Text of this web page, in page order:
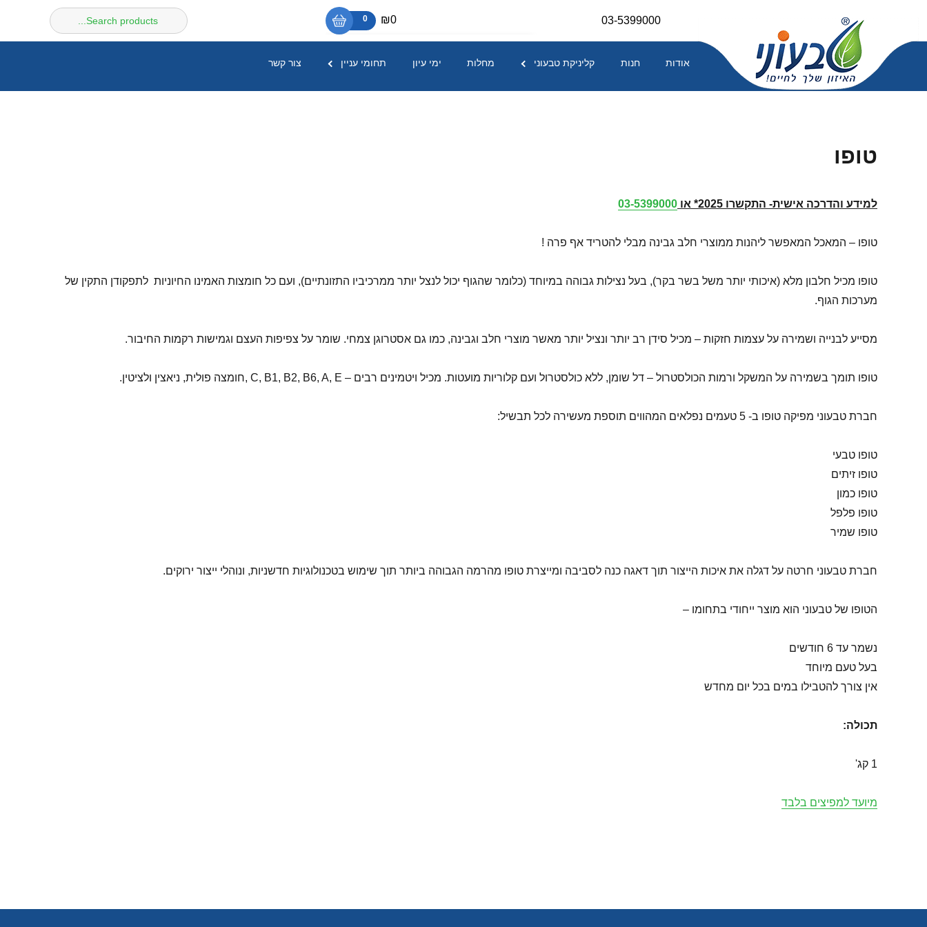
content
03-5399000
₪0
0
אין מוצרים בסל הקניות.
חיפוש
עבור:
אודות חנות קליניקת טבעוני מחלות ימי עיון תחומי עניין צור קשר
טופו
למידע והדרכה אישית- התקשרו 2025* או 03-5399000
טופו – המאכל המאפשר ליהנות ממוצרי חלב גבינה מבלי להטריד אף פרה !
טופו מכיל חלבון מלא (איכותי יותר משל בשר בקר), בעל נצילות גבוהה במיוחד (כלומר שהגוף יכול לנצל יותר ממרכיביו התזונתיים), ועם כל חומצות האמינו החיוניות לתפקודן התקין של
מערכות הגוף.
מסייע לבנייה ושמירה על עצמות חזקות – מכיל סידן רב יותר ונציל יותר מאשר מוצרי חלב וגבינה, כמו גם אסטרוגן צמחי. שומר על צפיפות העצם וגמישות רקמות החיבור.
טופו תומך בשמירה על המשקל ורמות הכולסטרול – דל שומן, ללא כולסטרול ועם קלוריות מועטות. מכיל ויטמינים רבים – C, B1, B2, B6, A, E ,חומצה פולית, ניאצין ולציטין.
חברת טבעוני מפיקה טופו ב- 5 טעמים נפלאים המהווים תוספת מעשירה לכל תבשיל:
טופו טבעי
טופו זיתים
טופו כמון
טופו פלפל
טופו שמיר
חברת טבעוני חרטה על דגלה את איכות הייצור תוך דאגה כנה לסביבה ומייצרת טופו מהרמה הגבוהה ביותר תוך שימוש בטכנולוגיות חדשניות, ונוהלי ייצור ירוקים.
הטופו של טבעוני הוא מוצר ייחודי בתחומו –
נשמר עד 6 חודשים
בעל טעם מיוחד
אין צורך להטבילו במים בכל יום מחדש
תכולה:
1 קג'
מיועד למפיצים בלבד